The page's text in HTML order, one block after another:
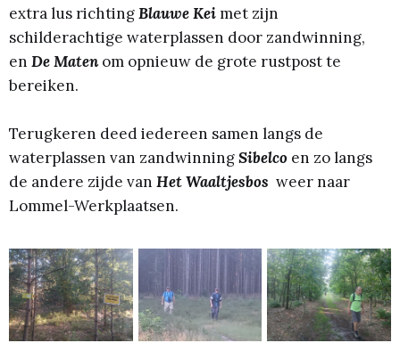
extra lus richtingBlauwe Keimet zijn
schilderachtige waterplassen door zandwinning,
en De Matenom opnieuw de grote rustpost te
bereiken.
Terugkeren deed iedereen samen langs de
waterplassen van zandwinningSibelco en zo langs
de andere zijde van Het Waaltjesbos weer naar
Lommel-Werkplaatsen.